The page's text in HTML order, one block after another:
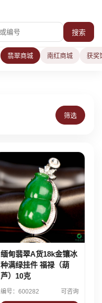
搜索
翡翠商城 南红商城 获奖
筛选
缅甸翡翠A货18k金镶冰
种满绿挂件 福禄（葫
芦）10克
编号：600282 可咨询